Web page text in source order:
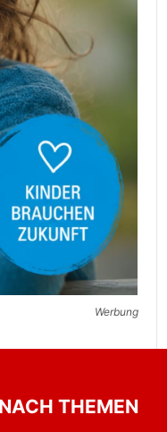
Werbung
THEMEN